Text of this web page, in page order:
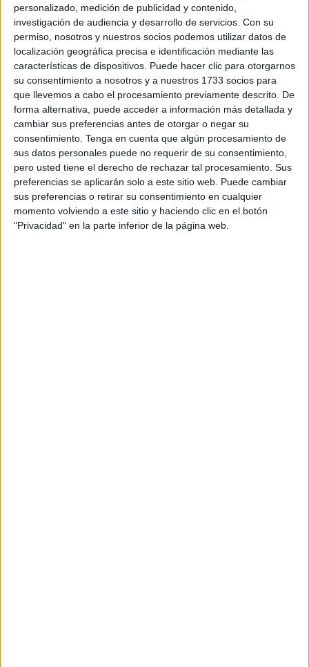
personalizado, medición de publicidad y contenido,
investigación de audiencia y desarrollo de servicios. Con su
permiso, nosotros y nuestros socios podemos utilizar datos de
localización geográfica precisa e identificación mediante las
características de dispositivos. Puede hacer clic para otorgarnos
su consentimiento a nosotros y a nuestros 1733 socios para
que llevemos a cabo el procesamiento previamente descrito. De
forma alternativa, puede acceder a información más detallada y
cambiar sus preferencias antes de otorgar o negar su
consentimiento. Tenga en cuenta que algún procesamiento de
sus datos personales puede no requerir de su consentimiento,
pero usted tiene el derecho de rechazar tal procesamiento. Sus
preferencias se aplicarán solo a este sitio web. Puede cambiar
sus preferencias o retirar su consentimiento en cualquier
momento volviendo a este sitio y haciendo clic en el botón
"Privacidad" en la parte inferior de la página web.
Este lunes se le ha dado su último adiós entre lágrimas y
con todos los honores que merecía. Sus compañeros del
Ring-7 han querido rendir homenaje a una persona que
era muy querida en el Jaral y al que todos recuerdan con
su imborrable sonrisa.
Cientos de ciudadanos han estado presentes para arropar
a la familia en un gesto que merecía Duzmán. Ha quedado
claro que sumemoriaestará presente para siempre en los
corazones de todos los ceutíes.
Sus propios compañeros fueron los que portaron el ataúd
a hombros como señal de respeto y, visiblemente